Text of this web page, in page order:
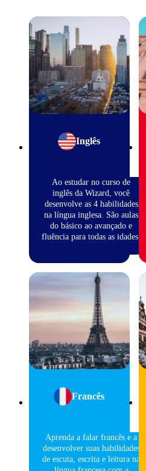
Inglês
Ao estudar no curso de
inglês da Wizard, você
desenvolve as 4 habilidades
na língua inglesa. São aulas
do básico ao avançado e
fluência para todas as idades.
Francês
Aprenda a falar francês e a
desenvolver suas habilidades
de escuta, escrita e leitura na